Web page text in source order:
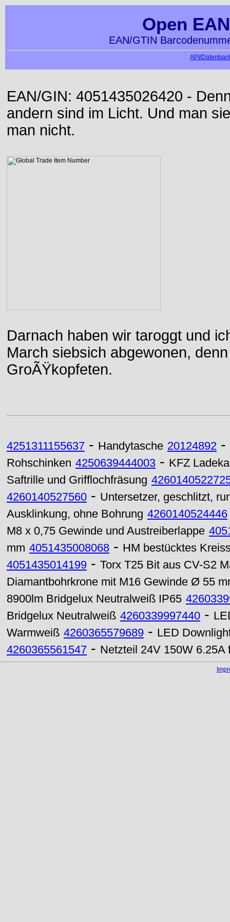
Open
EAN/GTIN
API/
EAN/GIN: 4051435026420 -
andern sind im Licht. Und man
man nicht.
Darnach haben wir taroggt und
March siebsich abgewonen,
GroÃŸkopfeten.
4251311155637 - Handytasche 20124892 -
Rohschinken 4250639444003 - KFZ
Saftrille und Grifflochfräsung
4260140527560 - Untersetzer, geschlitzt,
Ausklinkung, ohne Bohrung 4260140524446
M8 x 0,75 Gewinde und Austreiberlappe
mm 4051435008068 - HM bestücktes
4051435014199 - Torx T25 Bit aus CV-S2
Diamantbohrkrone mit M16 Gewinde Ø 55
8900lm Bridgelux Neutralweiß IP65
Bridgelux Neutralweiß 4260339997440 -
Warmweiß 4260365579689 - LED
4260365561547 - Netzteil 24V 150W